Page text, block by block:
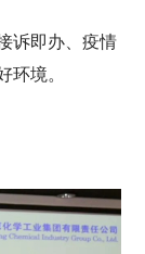
诉即办、疫情
环境。